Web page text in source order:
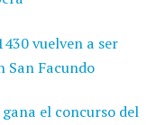
vuelven a ser
San Facundo
el concurso del